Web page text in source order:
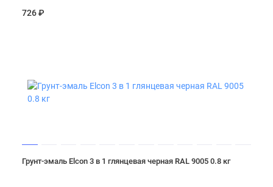
726 ₽
Грунт-эмаль Elcon 3 в 1 глянцевая черная RAL 9005 0.8 кг